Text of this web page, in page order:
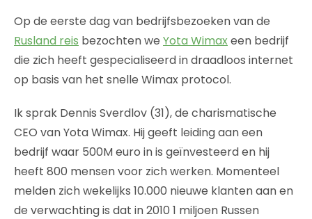
Op de eerste dag van bedrijfsbezoeken van de
Rusland reis bezochten we Yota Wimaxeen bedrijf
die zich heeft gespecialiseerd in draadloos internet
op basis van het snelle Wimax protocol.
Ik sprak Dennis Sverdlov (31), de charismatische
CEO van Yota Wimax. Hij geeft leiding aan een
bedrijf waar 500M euro in is geïnvesteerd en hij
heeft 800 mensen voor zich werken. Momenteel
melden zich wekelijks 10.000 nieuwe klanten aan en
de verwachting is dat in 2010 1 miljoen Russen